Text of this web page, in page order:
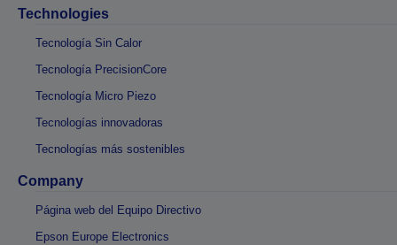
Technologies
Tecnología Sin Calor
Tecnología PrecisionCore
Tecnología Micro Piezo
Tecnologías innovadoras
Tecnologías más sostenibles
Company
Página web del Equipo Directivo
Epson Europe Electronics